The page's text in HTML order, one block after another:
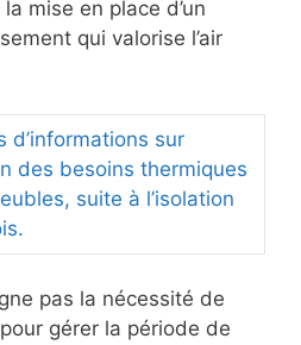
mise en place d’un
qui valorise l’air
d’informations sur
des besoins thermiques
suite à l’isolation
pas la nécessité de
gérer la période de